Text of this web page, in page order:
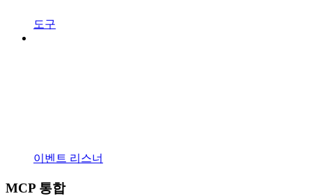
도구
이벤트 리스너
MCP 통합